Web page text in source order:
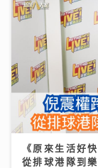
《原來生活好
從排球港隊到